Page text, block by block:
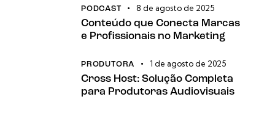
PODCAST 8 de agosto de 2025
Conteúdo que Conecta Marcas
e Profissionais no Marketing
PRODUTORA 1 de agosto de 2025
Cross Host: Solução Completa
para Produtoras Audiovisuais